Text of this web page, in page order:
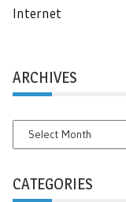
Internet
ARCHIVES
Archives
CATEGORIES